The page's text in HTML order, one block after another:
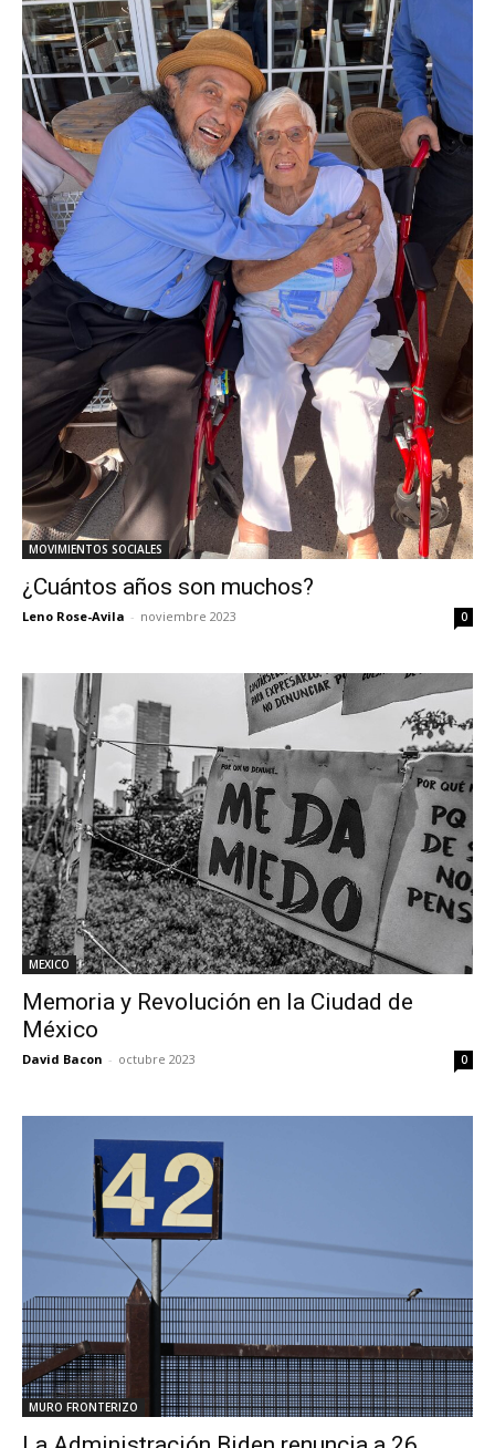
MOVIMIENTOS SOCIALES
¿Cuántos años son muchos?
Leno Rose-Avila - noviembre 2023 0
MEXICO
Memoria y Revolución en la Ciudad de
México
David Bacon - octubre 2023 0
MURO FRONTERIZO